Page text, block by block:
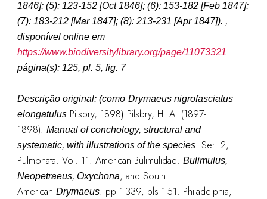
1846]; (5): 123-152 [Oct 1846]; (6): 153-182 [Feb 1847];
(7): 183-212 [Mar 1847]; (8): 213-231 [Apr 1847]). ,
disponível online em
https://www.biodiversitylibrary.org/page/11073321
página(s): 125, pl. 5, fig. 7
Descrição original: (como Drymaeus nigrofasciatus
elongatulusPilsbry, 1898) Pilsbry, H. A. (1897-
1898). Manual of conchology, structural and
systematic, with illustrations of the species. Ser. 2,
Pulmonata. Vol. 11: American Bulimulidae: Bulimulus,
Neopetraeus, Oxychona, and South
American Drymaeus. pp 1-339, pls 1-51. Philadelphia,